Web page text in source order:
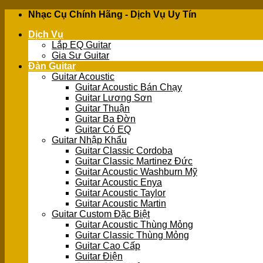
Skip
content
Nhạc Cụ Chính Hãng - Dịch Vụ Uy Tín
Dịch Vụ
Lắp EQ Guitar
Gia Sư Guitar
Đàn Guitar
Guitar Acoustic
Guitar Acoustic Bán Chạy
Guitar Lương Sơn
Guitar Thuận
Guitar Ba Đờn
Guitar Có EQ
Guitar Nhập Khẩu
Guitar Classic Cordoba
Guitar Classic Martinez Đức
Guitar Acoustic Washburn Mỹ
Guitar Acoustic Enya
Guitar Acoustic Taylor
Guitar Acoustic Martin
Guitar Custom Đặc Biệt
Guitar Acoustic Thùng Mỏng
Guitar Classic Thùng Mỏng
Guitar Cao Cấp
Guitar Điện